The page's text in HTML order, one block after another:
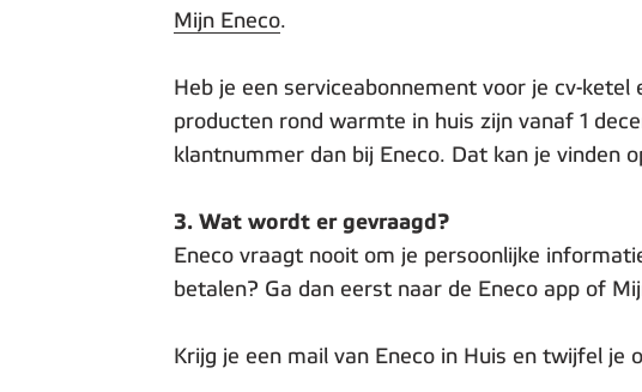
Mijn Eneco.
Heb je een serviceabonnement voor je cv-
producten rond warmte in huis zijn vanaf 1
klantnummer dan bij Eneco. Dat kan je vinden
3. Wat wordt er gevraagd?
Eneco vraagt nooit om je persoonlijke
betalen? Ga dan eerst naar de Eneco app of
Krijg je een mail van Eneco in Huis en twijfel